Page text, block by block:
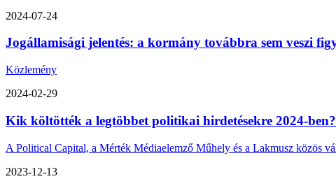
2024-07-24
Jogállamisági jelentés: a kormány továbbra sem veszi
Közlemény
2024-02-29
Kik költötték a legtöbbet politikai hirdetésekre 2024-ben?
A Political Capital, a Mérték Médiaelemző Műhely és a Lakmusz közös
2023-12-13